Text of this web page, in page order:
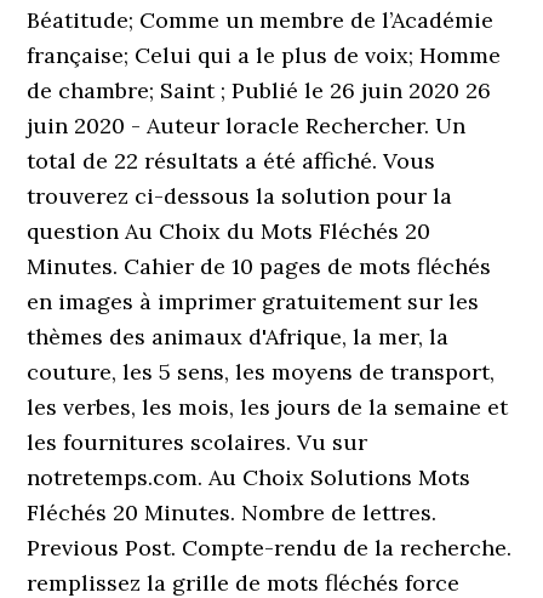
Béatitude; Comme un membre de l’Académie
française; Celui qui a le plus de voix; Homme
de chambre; Saint ; Publié le 26 juin 2020 26
juin 2020 - Auteur loracle Rechercher. Un
total de 22 résultats a été affiché. Vous
trouverez ci-dessous la solution pour la
question Au Choix du Mots Fléchés 20
Minutes. Cahier de 10 pages de mots fléchés
en images à imprimer gratuitement sur les
thèmes des animaux d'Afrique, la mer, la
couture, les 5 sens, les moyens de transport,
les verbes, les mois, les jours de la semaine et
les fournitures scolaires. Vu sur
notretemps.com. Au Choix Solutions Mots
Fléchés 20 Minutes. Nombre de lettres.
Previous Post. Compte-rendu de la recherche.
remplissez la grille de mots fléchés force